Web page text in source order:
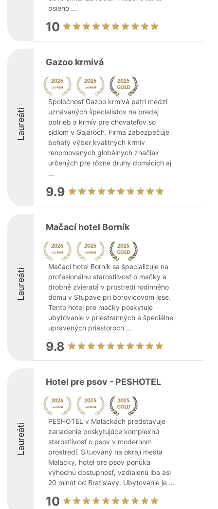
psieho ...
10
Laureáti
Gazoo krmivá
Spoločnosť Gazoo krmivá patrí medzi
uznávaných špecialistov na predaj
potrieb a krmív pre chovateľov so
sídlom v Gajároch. Firma zabezpečuje
bohatý výber kvalitných krmív
renomovaných globálnych značiek
určených pre rôzne druhy domácich aj
...
9.9
Laureáti
Mačací hotel Borník
Mačací hotel Borník sa špecializuje na
profesionálnu starostlivosť o mačky a
drobné zvieratá v prostredí rodinného
domu v Stupave pri borovicovom lese.
Tento hotel pre mačky poskytuje
ubytovanie v priestranných a špeciálne
upravených priestoroch ...
9.8
Laureáti
Hotel pre psov - PESHOTEL
PESHOTEL v Malackách predstavuje
zariadenie poskytujúce komplexnú
starostlivosť o psov v modernom
prostredí. Situovaný na okraji mesta
Malacky, hotel pre psov ponúka
výhodnú dostupnosť, vzdialenú iba asi
20 minút od Bratislavy. Ubytovanie je ...
10